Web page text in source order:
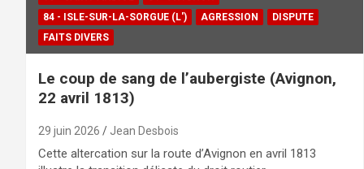
84 - ISLE-SUR-LA-SORGUE (L')
AGRESSION
DISPUTE
FAITS DIVERS
Le coup de sang de l’aubergiste (Avignon,
22 avril 1813)
29 juin 2026 Jean Desbois
Cette altercation sur la route d’Avignon en avril 1813